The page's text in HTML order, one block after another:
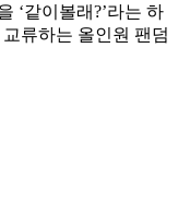
‘같이볼래?’라는 하
류하는 올인원 팬덤